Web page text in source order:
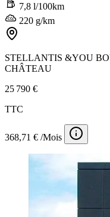
7,8 l/100km
220 g/km
STELLANTIS &YOU
CHÂTEAU
25 790 €
TTC
368,71 € /Mois